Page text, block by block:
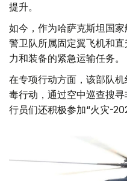
提升。
如今，作为哈萨克斯坦国
警卫队所属固定翼飞机和
力和装备的紧急运输任务。
在专项行动方面，该部队
毒行动，通过空中巡查搜
行员们还积极参加“火灾-